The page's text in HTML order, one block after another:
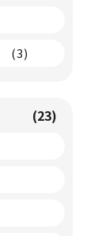
(3)
(23)